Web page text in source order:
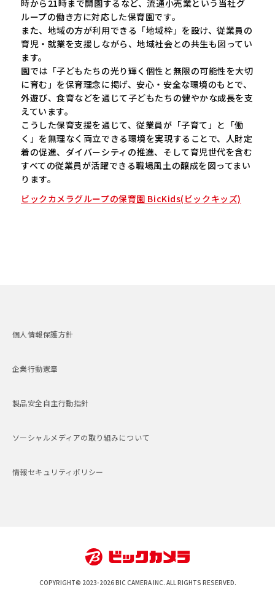
時から21時まで開園するなど、流通小売業という当社グ
ループの働き方に対応した保育園です。
また、地域の方が利用できる「地域枠」を設け、従業員の
育児・就業を支援しながら、地域社会との共生も図ってい
ます。
園では「子どもたちの光り輝く個性と無限の可能性を大切
に育む」を保育理念に掲げ、安心・安全な環境のもとで、
外遊び、食育などを通じて子どもたちの健やかな成長を支
えています。
こうした保育支援を通じて、従業員が「子育て」と「働
く」を無理なく両立できる環境を実現することで、人財定
着の促進、ダイバーシティの推進、そして育児世代を含む
すべての従業員が活躍できる職場風土の醸成を図ってまい
ります。
ビックカメラグループの保育園 BicKids(ビックキッズ)
個人情報保護方針
企業行動憲章
製品安全自主行動指針
ソーシャルメディアの取り組みについて
情報セキュリティポリシー
COPYRIGHT© 2023-2026 BIC CAMERA INC. ALL RIGHTS RESERVED.